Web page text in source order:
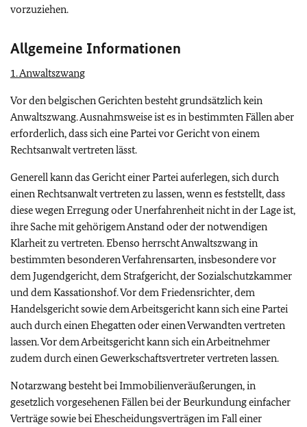
vorzuziehen.
Allgemeine Informationen
1. Anwaltszwang
Vor den belgischen Gerichten besteht grundsätzlich kein
Anwaltszwang. Ausnahmsweise ist es in bestimmten Fällen aber
erforderlich, dass sich eine Partei vor Gericht von einem
Rechtsanwalt vertreten lässt.
Generell kann das Gericht einer Partei auferlegen, sich durch
einen Rechtsanwalt vertreten zu lassen, wenn es feststellt, dass
diese wegen Erregung oder Unerfahrenheit nicht in der Lage ist,
ihre Sache mit gehörigem Anstand oder der notwendigen
Klarheit zu vertreten. Ebenso herrscht Anwaltszwang in
bestimmten besonderen Verfahrensarten, insbesondere vor
dem Jugendgericht, dem Strafgericht, der Sozialschutzkammer
und dem Kassationshof. Vor dem Friedensrichter, dem
Handelsgericht sowie dem Arbeitsgericht kann sich eine Partei
auch durch einen Ehegatten oder einen Verwandten vertreten
lassen. Vor dem Arbeitsgericht kann sich ein Arbeitnehmer
zudem durch einen Gewerkschaftsvertreter vertreten lassen.
Notarzwang besteht bei Immobilienveräußerungen, in
gesetzlich vorgesehenen Fällen bei der Beurkundung einfacher
Verträge sowie bei Ehescheidungsverträgen im Fall einer